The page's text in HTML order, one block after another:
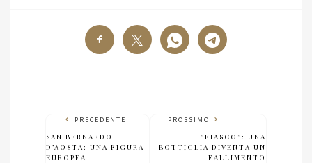
PRECEDENTE
SAN BERNARDO
D’AOSTA: UNA FIGURA
EUROPEA
PROSSIMO
”FIASCO”: UNA
BOTTIGLIA DIVENTA UN
FALLIMENTO